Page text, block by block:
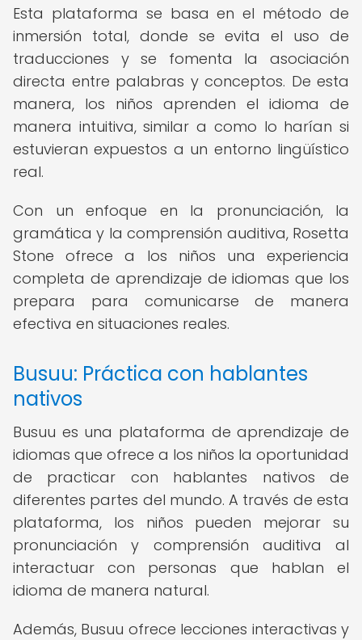
Esta plataforma se basa en el método de
inmersión total, donde se evita el uso de
traducciones y se fomenta la asociación
directa entre palabras y conceptos. De esta
manera, los niños aprenden el idioma de
manera intuitiva, similar a como lo harían si
estuvieran expuestos a un entorno lingüístico
real.
Con un enfoque en la pronunciación, la
gramática y la comprensión auditiva, Rosetta
Stone ofrece a los niños una experiencia
completa de aprendizaje de idiomas que los
prepara para comunicarse de manera
efectiva en situaciones reales.
Busuu: Práctica con hablantes
nativos
Busuu es una plataforma de aprendizaje de
idiomas que ofrece a los niños la oportunidad
de practicar con hablantes nativos de
diferentes partes del mundo. A través de esta
plataforma, los niños pueden mejorar su
pronunciación y comprensión auditiva al
interactuar con personas que hablan el
idioma de manera natural.
Además, Busuu ofrece lecciones interactivas y